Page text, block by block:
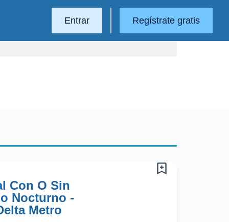
Entrar Regístrate gratis
Con O Sin
Nocturno -
Metro